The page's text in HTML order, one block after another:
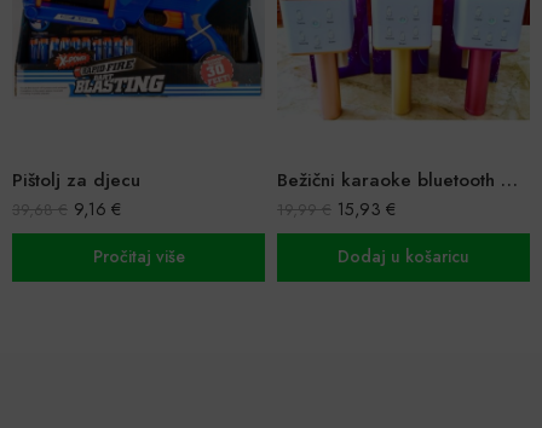
19,99€ 15,93
Dodaj u košaricu
Romobil na 3 kotača + guralica
26,41€ –47,65
Odaberi opcije